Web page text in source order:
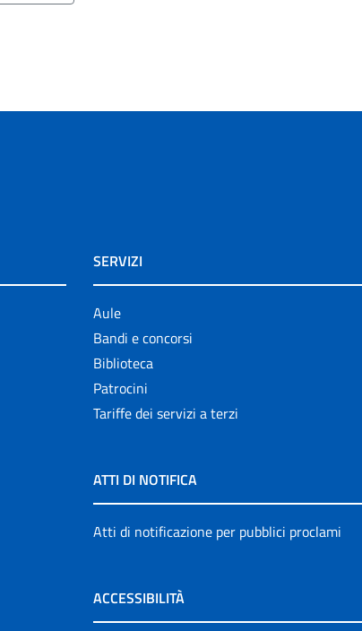
SERVIZI
Aule
Bandi e concorsi
Biblioteca
Patrocini
Tariffe dei servizi a terzi
ATTI DI NOTIFICA
Atti di notificazione per pubblici proclami
ACCESSIBILITÀ